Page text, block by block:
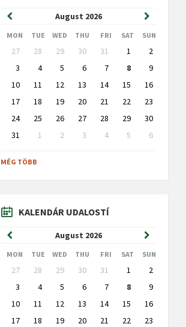
August 2026
Previous
Month
Next
Month
MON TUE WED THU FRI SAT SUN
Skip
calendar
days
27 28 29 30 31 1
2
3
4 5 6 7 8
9
10
11 12 13 14 15
16
17
18 19 20 21 22
23
24
25 26 27 28 29
30
31
1 2 3 4 5
6
to
calendar
MÉG TÖBB
KALENDÁR UDALOSTÍ
August 2026
Previous
Month
Next
Month
MON TUE WED THU FRI SAT SUN
Skip
calendar
days
27 28 29 30 31 1
2
3
4 5 6 7 8
9
10
11 12 13 14 15
16
17
18 19 20 21 22
23